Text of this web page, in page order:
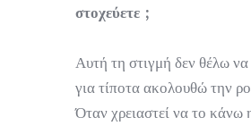
στοχεύετε ;
Αυτή τη στιγμή δεν θέλω
για τίποτα ακολουθώ την
Όταν χρειαστεί να το κάνω